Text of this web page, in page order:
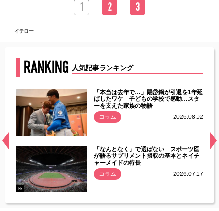
1 2 3
イチロー
RANKING 人気記事ランキング
常
「本当は去年で…」陽岱鋼が引退を1年延
ばしたワケ 子どもの学校で感動…スタ
ーを支えた家族の物語
コラム
2026.08.02
PR
「なんとなく」で選ばない スポーツ医
が語るサプリメント摂取の基本とネイチ
ャーメイドの特長
コラム
2026.07.17